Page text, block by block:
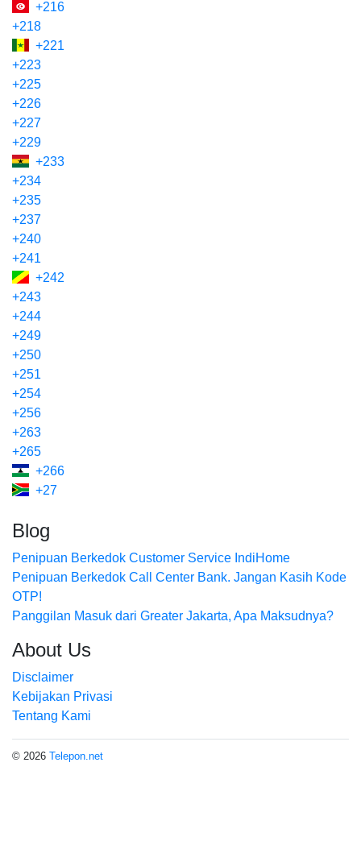
+216
+218
+221
+223
+225
+226
+227
+229
+233
+234
+235
+237
+240
+241
+242
+243
+244
+249
+250
+251
+254
+256
+263
+265
+266
+27
Blog
Penipuan Berkedok Customer Service IndiHome
Penipuan Berkedok Call Center Bank. Jangan Kasih Kode
OTP!
Panggilan Masuk dari Greater Jakarta, Apa Maksudnya?
About Us
Disclaimer
Kebijakan Privasi
Tentang Kami
© 2026 Telepon.net